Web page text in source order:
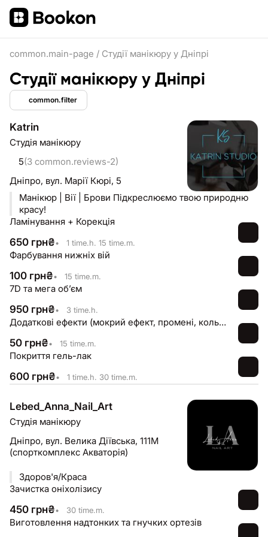
common.main-page / Студії манікюру у Дніпрі
Студії манікюру у Дніпрі
common.filter
Katrin
Студія манікюру
5(3 common.reviews-2)
Дніпро, вул. Марії Кюрі, 5
Манікюр | Вії | Брови Підкреслюємо твою природню
красу!
Ламінування + Корекція
650 грн₴• 1 time.h. 15 time.m.
Фарбування нижніх вій
100 грн₴• 15 time.m.
7D та мега обʼєм
950 грн₴• 3 time.h.
Додаткові ефекти (мокрий ефект, промені, кольорові вставки)
50 грн₴• 15 time.m.
Покриття гель-лак
600 грн₴• 1 time.h. 30 time.m.
Lebed_Anna_Nail_Art
Студія манікюру
Дніпро, вул. Велика Діївська, 111М
(спорткомплекс Акваторія)
Здоров'я/Краса
Зачистка оніхолізису
450 грн₴• 30 time.m.
Виготовлення надтонких та гнучких ортезів